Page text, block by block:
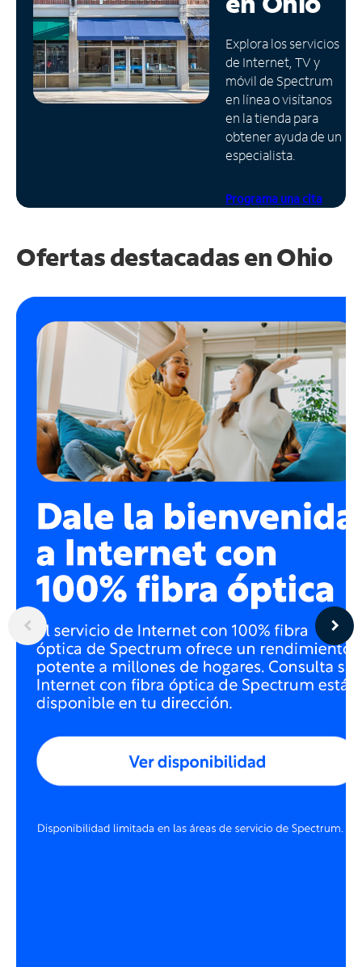
Administrar
cuenta
Encuentra
una
tienda
Explora los servicios
de Internet, TV y
móvil de Spectrum
en línea o visítanos
en la tienda para
obtener ayuda de un
especialista.
Programa una cita
Ofertas destacadas enOhio